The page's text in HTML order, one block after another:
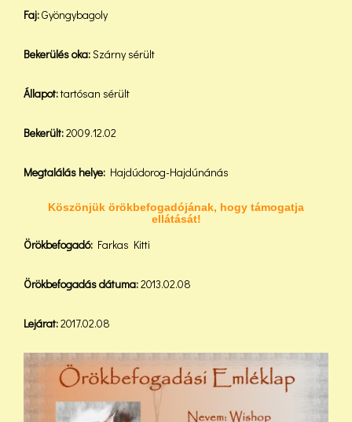
Faj:Gyöngybagoly
Bekerülés oka:Szárny sérült
Állapot:tartósan sérült
Bekerült:2009.12.02
Megtalálás helye: Hajdúdorog-Hajdúnánás
Köszönjük örökbefogadójának, hogy támogatja
ellátását!
Örökbefogadó: Farkas Kitti
Örökbefogadás dátuma:2013.02.08
Lejárat:2017.02.08